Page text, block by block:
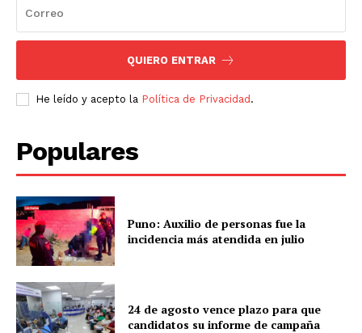
QUIERO ENTRAR
He leído y acepto la Política de Privacidad .
Populares
Puno: Auxilio de personas fue la
incidencia más atendida en julio
24 de agosto vence plazo para que
candidatos su informe de campaña